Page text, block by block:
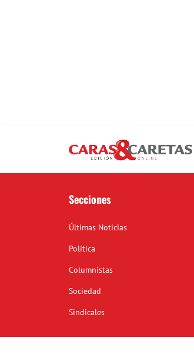
Secciones
Últimas Noticias
Política
Columnistas
Sociedad
Sindicales